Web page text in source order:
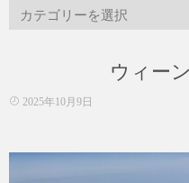
ウィー
2025年10月9日